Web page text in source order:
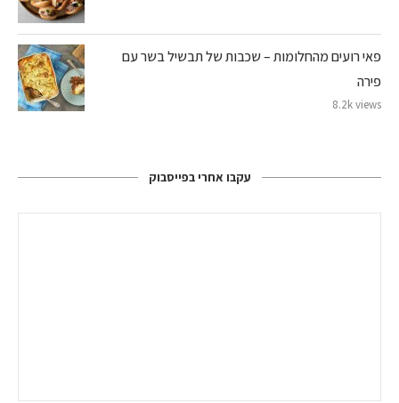
פאי רועים מהחלומות – שכבות של תבשיל בשר עם
פירה
8.2k views
עקבו אחרי בפייסבוק